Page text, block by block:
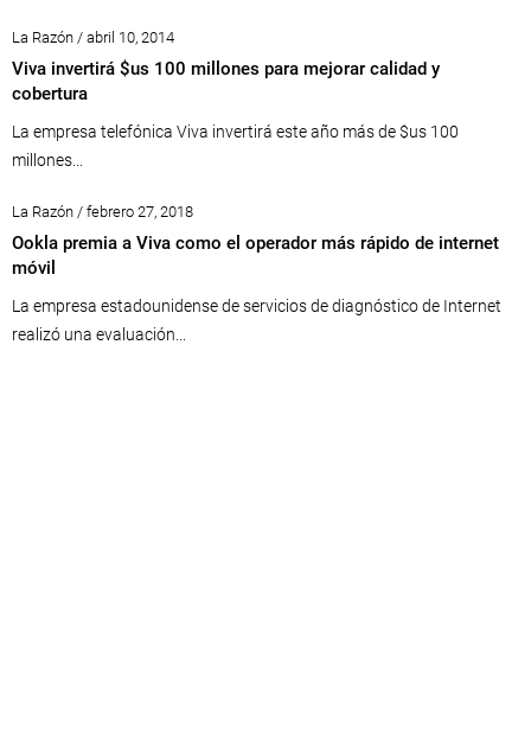
La Razón / abril 10, 2014
Viva invertirá $us 100 millones para mejorar calidad y
cobertura
La empresa telefónica Viva invertirá este año más de $us 100
millones...
La Razón / febrero 27, 2018
Ookla premia a Viva como el operador más rápido de internet
móvil
La empresa estadounidense de servicios de diagnóstico de Internet
realizó una evaluación...